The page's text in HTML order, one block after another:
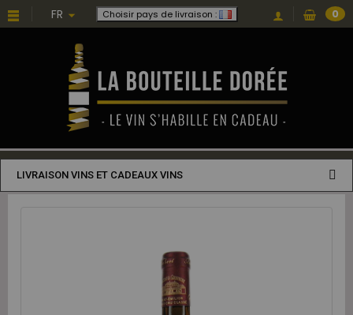
FR Choisir pays de livraison : 0
LIVRAISON VINS ET CADEAUX VINS